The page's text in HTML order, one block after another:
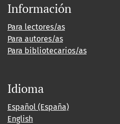
Información
Para lectores/as
Para autores/as
Para bibliotecarios/as
Idioma
Español (España)
English